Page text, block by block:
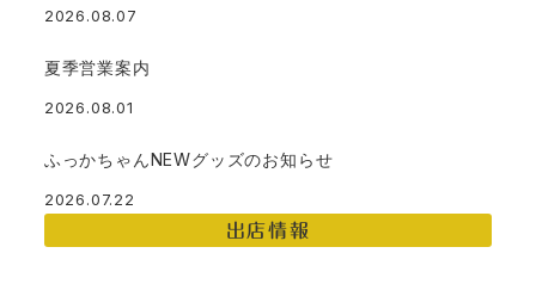
2026.08.07
夏季営業案内
2026.08.01
ふっかちゃんNEWグッズのお知らせ
2026.07.22
出店情報